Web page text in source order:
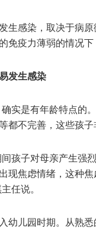
生感染，取决于病
免疫力薄弱的情况下
发生感染
实是有年龄特点的
都不完善，这些孩子
间孩子对母亲产生强
现焦虑情绪，这种
任说。
幼儿园时期。从熟